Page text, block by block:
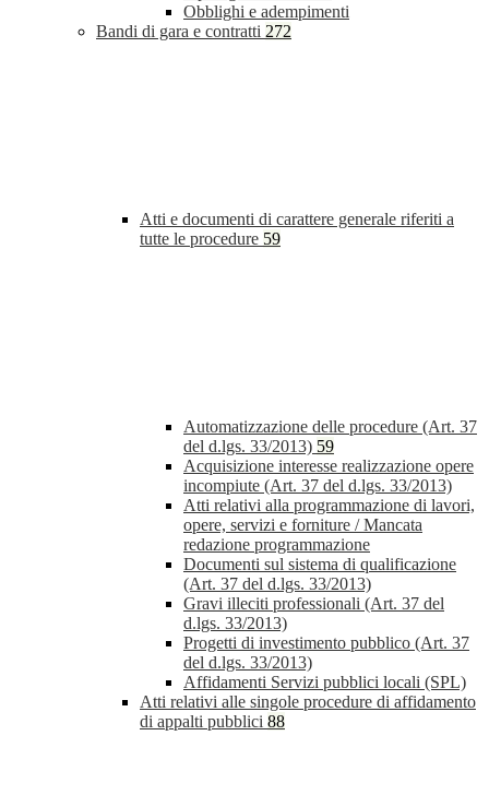
Obblighi e adempimenti
Bandi di gara e contratti 272
Atti e documenti di carattere generale riferiti a
tutte le procedure 59
Automatizzazione delle procedure (Art. 37
del d.lgs. 33/2013) 59
Acquisizione interesse realizzazione opere
incompiute (Art. 37 del d.lgs. 33/2013)
Atti relativi alla programmazione di lavori,
opere, servizi e forniture / Mancata
redazione programmazione
Documenti sul sistema di qualificazione
(Art. 37 del d.lgs. 33/2013)
Gravi illeciti professionali (Art. 37 del
d.lgs. 33/2013)
Progetti di investimento pubblico (Art. 37
del d.lgs. 33/2013)
Affidamenti Servizi pubblici locali (SPL)
Atti relativi alle singole procedure di affidamento
di appalti pubblici 88